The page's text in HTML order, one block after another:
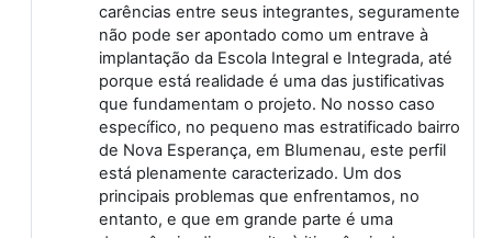
carências entre seus integrantes, seguramente
não pode ser apontado como um entrave à
implantação da Escola Integral e Integrada, até
porque está realidade é uma das justificativas
que fundamentam o projeto. No nosso caso
específico, no pequeno mas estratificado bairro
de Nova Esperança, em Blumenau, este perfil
está plenamente caracterizado. Um dos
principais problemas que enfrentamos, no
entanto, e que em grande parte é uma